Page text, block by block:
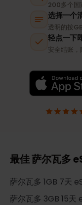
最佳 萨尔瓦多
萨尔瓦多 1GB 7天
萨尔瓦多 3GB 15天